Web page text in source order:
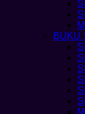
BUKU